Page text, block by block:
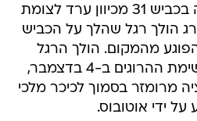
השבוע. תאונה זו ארעה בכביש 31 מכיוון ערד לצומת
הולך רגל שהלך על הכביש
מהמקום. הולך הרגל
החמישי התווסף את רשימת ההרוגים ב-4 בדצמבר,
מרומזר בסמוך לכיכר מלכי
על ידי אוטובוס.